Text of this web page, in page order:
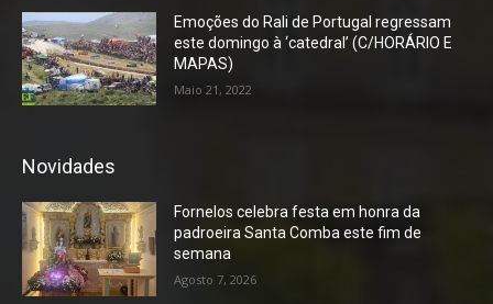
Emoções do Rali de Portugal regressam
este domingo à ‘catedral’ (C/HORÁRIO E
MAPAS)
Maio 21, 2022
Novidades
Fornelos celebra festa em honra da
padroeira Santa Comba este fim de
semana
Agosto 7, 2026